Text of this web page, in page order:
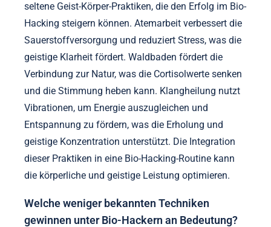
seltene Geist-Körper-Praktiken, die den Erfolg im Bio-
Hacking steigern können. Atemarbeit verbessert die
Sauerstoffversorgung und reduziert Stress, was die
geistige Klarheit fördert. Waldbaden fördert die
Verbindung zur Natur, was die Cortisolwerte senken
und die Stimmung heben kann. Klangheilung nutzt
Vibrationen, um Energie auszugleichen und
Entspannung zu fördern, was die Erholung und
geistige Konzentration unterstützt. Die Integration
dieser Praktiken in eine Bio-Hacking-Routine kann
die körperliche und geistige Leistung optimieren.
Welche weniger bekannten Techniken
gewinnen unter Bio-Hackern an Bedeutung?